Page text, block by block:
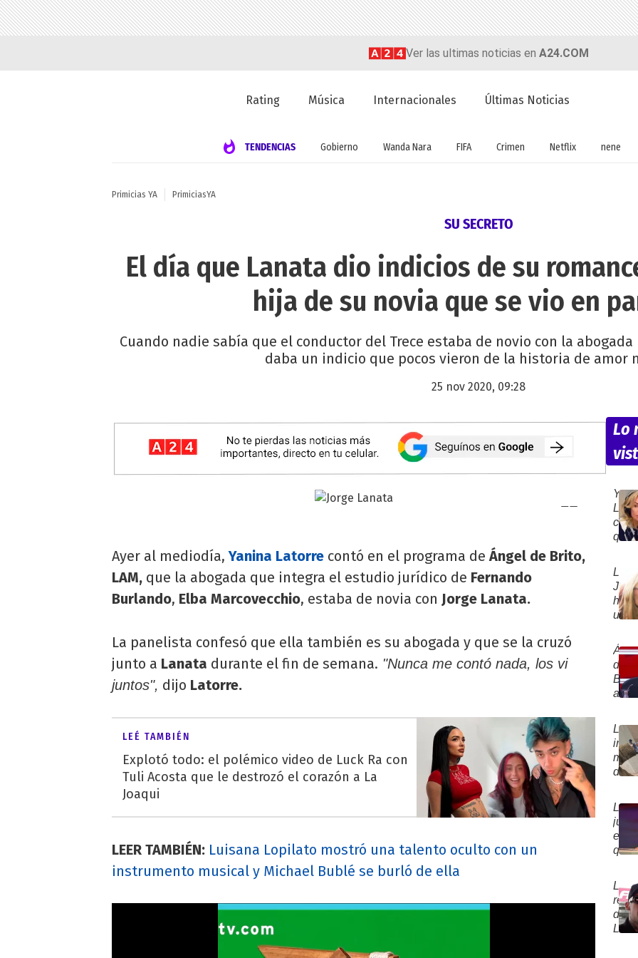
Ver las ultimas noticias en A24.COM
Rating Música Internacionales Últimas Noticias
TENDENCIAS Gobierno Wanda Nara FIFA Crimen Netflix nene
Primicias YA PrimiciasYA
SU SECRETO
El día que Lanata dio indicios de su
hija de su novia que se vio en
Cuando nadie sabía que el conductor del Trece estaba de novio con la
daba un indicio que pocos vieron de la historia de amor
25 nov 2020, 09:28
Ayer al mediodía,Yanina Latorre contó en el programa deÁngel de Brito,
LAM, que la abogada que integra el estudio jurídico de Fernando
Burlando, Elba Marcovecchio, estaba de novia con Jorge Lanata.
La panelista confesó que ella también es su abogada y que se la cruzó
junto a Lanata durante el fin de semana. "Nunca me contó nada, los vi
juntos", dijo Latorre.
LEÉ TAMBIÉN
Explotó todo: el polémico video de Luck Ra con
Tuli Acosta que le destrozó el corazón a La
Joaqui
LEER TAMBIÉN: Luisana Lopilato mostró una talento oculto con un
instrumento musical y Michael Bublé se burló de ella
Lo
qué
que
Luck
Ra
la
de
dejar
a
La
"Ella
lo..."
La
hizo
un
por
Luck
Ra
tras
de
Brito
de
una
La
de
de
por
su
La
que
girar
el
en
Gran
La
de
L-